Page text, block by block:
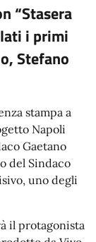
“Stasera
i primi
Stefano
stampa a
Napoli
Gaetano
del Sindaco
uno degli
il protagonista